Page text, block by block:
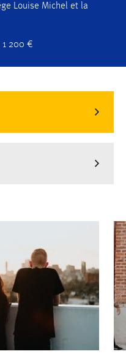
Louise Michel et la
1 200 €